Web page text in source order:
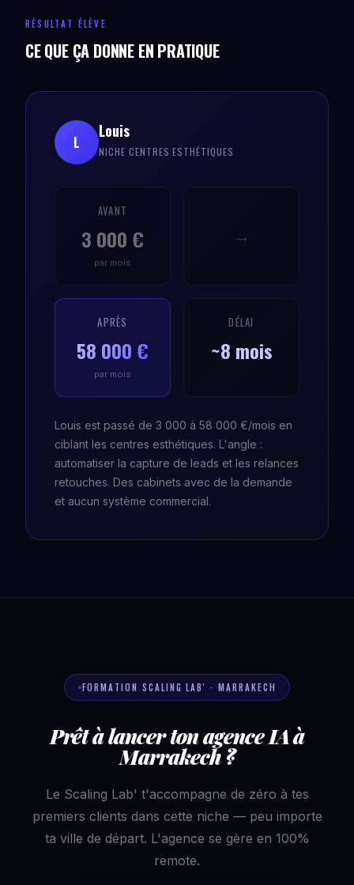
RÉSULTAT ÉLÈVE
CE QUE ÇA DONNE EN PRATIQUE
L
Louis
NICHE CENTRES ESTHÉTIQUES
AVANT
3 000 €
par mois
→
APRÈS
58 000 €
par mois
DÉLAI
~8 mois
Louis est passé de 3 000 à 58 000 €/mois en
ciblant les centres esthétiques. L'angle :
automatiser la capture de leads et les relances
retouches. Des cabinets avec de la demande
et aucun système commercial.
FORMATION SCALING LAB' · MARRAKECH
Prêt à lancer ton agence IA à
Marrakech ?
Le Scaling Lab' t'accompagne de zéro à tes
premiers clients dans cette niche — peu importe
ta ville de départ. L'agence se gère en 100%
remote.